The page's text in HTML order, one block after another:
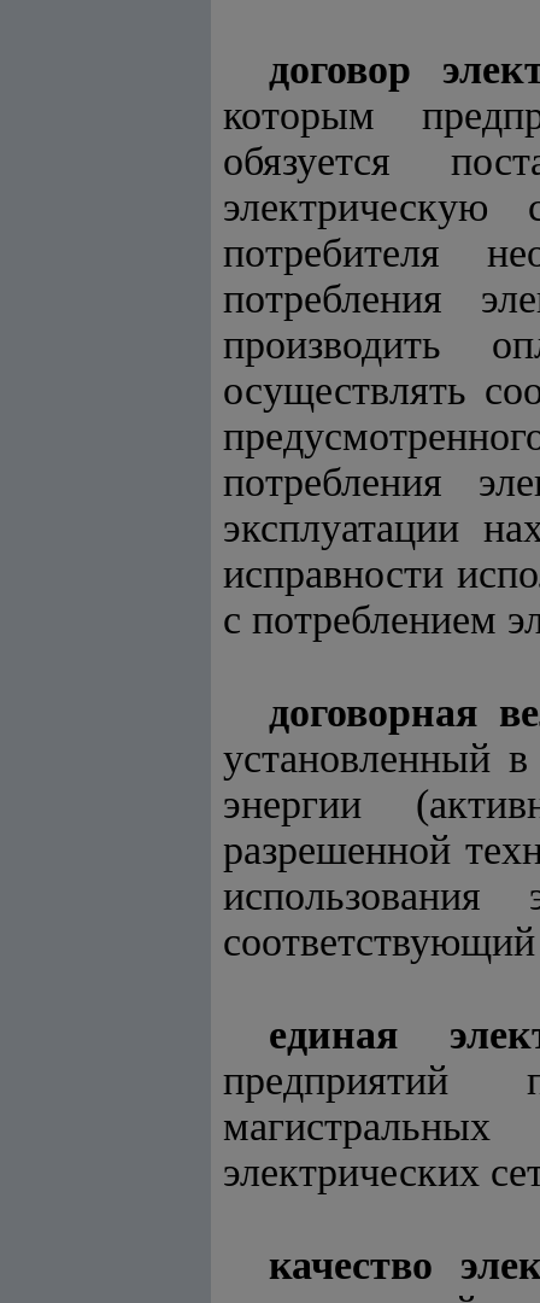
договор
которым
обязуется
потребителя
потребления
производить
осуществлять
потребления
эксплуатации
исправности
с потреблением
договорная
установленный
энергии
разрешенной
единая
предприятий
электрических
качество